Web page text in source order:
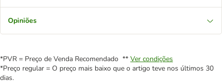
Opiniões
*PVR = Preço de Venda Recomendado ** Ver condições
*Preço regular = O preço mais baixo que o artigo teve nos últimos 30
dias.